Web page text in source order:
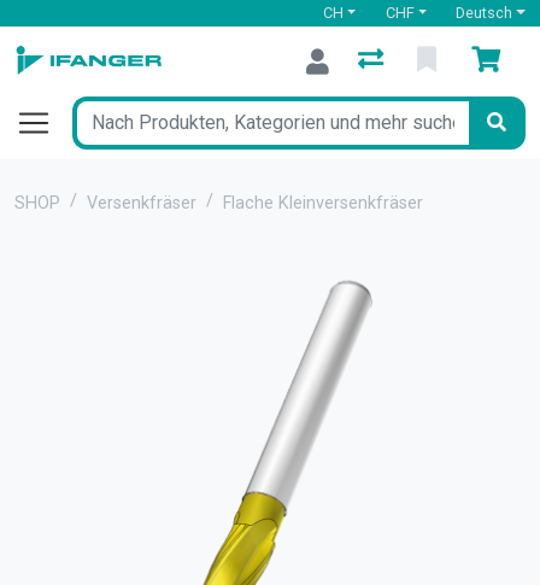
CH CHF Deutsch
SHOP Versenkfräser Flache Kleinversenkfräser